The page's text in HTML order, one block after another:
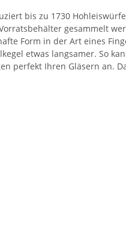
bis zu 1730
gesammelt
Form in der Art eines
etwas langsamer. So
perfekt Ihren Gläsern an.